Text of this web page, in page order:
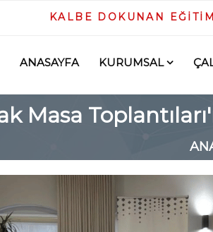
KALBE DOKUNAN
ANASAYFA KURUMSAL
Masa